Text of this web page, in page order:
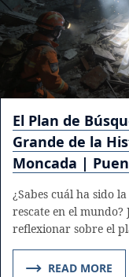
El Plan de
Grande de la
Moncada |
¿Sabes cuál ha sido
rescate en el mundo?
reflexionar sobre el
READ MORE